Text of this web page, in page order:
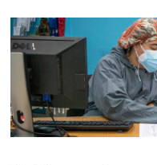
de
Servicios
Humanitarios
de
Honduras